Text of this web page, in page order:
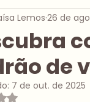
Pensão
Matrimonial
de
Lemos 26 de
7 de out. de 2025
com NaN de 5